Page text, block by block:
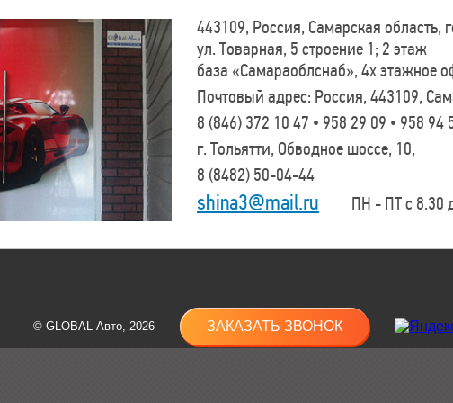
443109, Россия, Самарская
ул. Товарная, 5 строение 1; 2 этаж
база «Самараоблснаб», 4х этажное
Почтовый адрес: Россия, 443109,
8 (846) 372 10 47 • 958 29 09 • 958 94
г. Тольятти, Обводное шоссе, 10,
8 (8482) 50-04-44
shina3@mail.ru ПН - ПТ с 8.30
© GLOBAL-Авто, 2026 ЗАКАЗАТЬ ЗВОНОК